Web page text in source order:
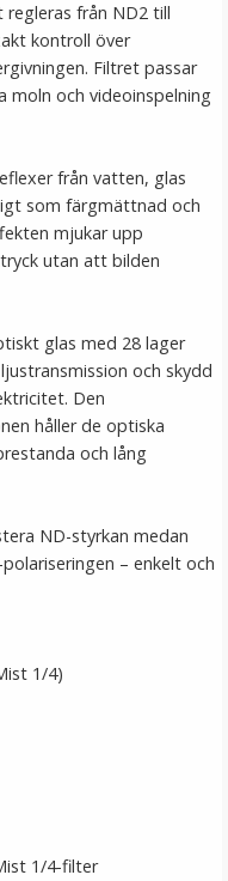
72-67mm - Gör
★
70-300mm f/4.5-
77)
från ND2 till
kontroll över
Filtret passar
moln och videoinspelning
från vatten, glas
som färgmättnad och
mjukar upp
utan att bilden
glas med 28 lager
och skydd
Den
håller de optiska
och lång
ND-styrkan medan
– enkelt och
1/4)
1/4-filter